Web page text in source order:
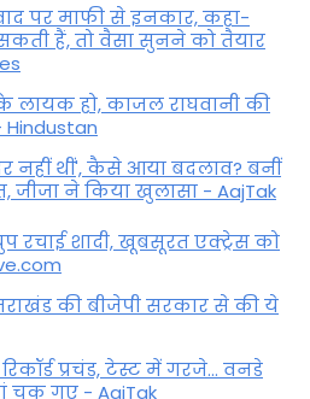
पर माफी से इनकार, कहा-
हैं, तो वैसा सुनने को तैयार
हो, काजल राघवानी की
नहीं थीं', कैसे आया बदलाव? बनीं
ने किया खुलासा - AajTak
रचाई शादी, खूबसूरत एक्ट्रेस को
की बीजेपी सरकार से की ये
प्रचंड, टेस्ट में गरजे... वनडे
चूक गए - AajTak